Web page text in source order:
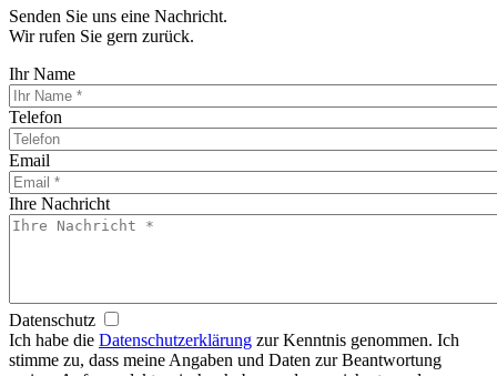
Senden Sie uns eine Nachricht.
Wir rufen Sie gern zurück.
Ihr Name
Telefon
Email
Ihre Nachricht
Datenschutz
Ich habe die Datenschutzerklärung zur Kenntnis genommen. Ich
stimme zu, dass meine Angaben und Daten zur Beantwortung